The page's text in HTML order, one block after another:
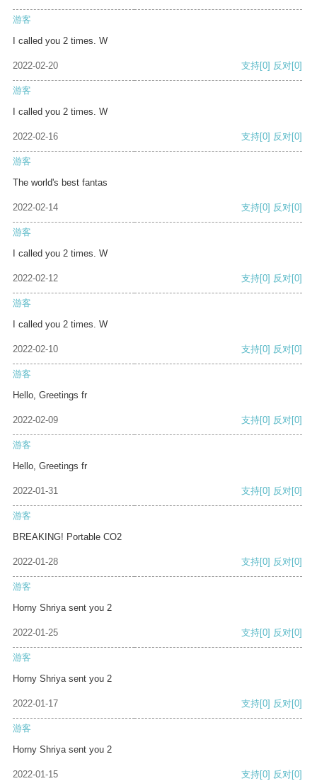
游客
I called you 2 times. W
2022-02-20 支持[0] 反对[0]
游客
I called you 2 times. W
2022-02-16 支持[0] 反对[0]
游客
The world's best fantas
2022-02-14 支持[0] 反对[0]
游客
I called you 2 times. W
2022-02-12 支持[0] 反对[0]
游客
I called you 2 times. W
2022-02-10 支持[0] 反对[0]
游客
Hello, Greetings fr
2022-02-09 支持[0] 反对[0]
游客
Hello, Greetings fr
2022-01-31 支持[0] 反对[0]
游客
BREAKING! Portable CO2
2022-01-28 支持[0] 反对[0]
游客
Horny Shriya sent you 2
2022-01-25 支持[0] 反对[0]
游客
Horny Shriya sent you 2
2022-01-17 支持[0] 反对[0]
游客
Horny Shriya sent you 2
2022-01-15 支持[0] 反对[0]